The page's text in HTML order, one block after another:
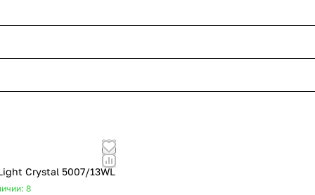
Crystal 5007/13WL
8